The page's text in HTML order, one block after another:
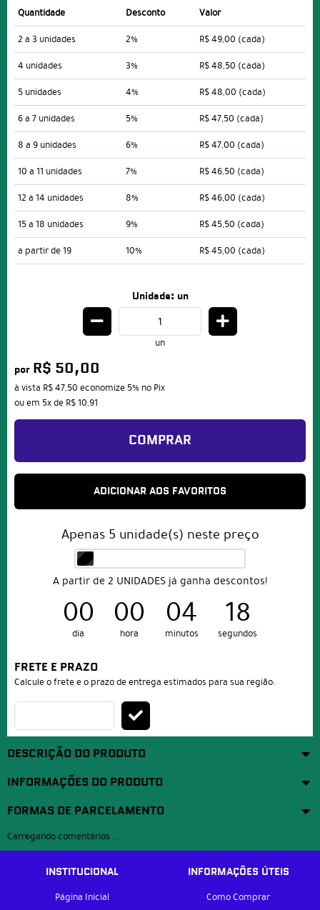
Quantidade Desconto
Valor
2 a 3 unidades
2% R$ 49,00 (cada)
4 unidades
3% R$ 48,50 (cada)
5 unidades
4% R$ 48,00 (cada)
6 a 7 unidades
5% R$ 47,50 (cada)
8 a 9 unidades
6% R$ 47,00 (cada)
10 a 11 unidades
7% R$ 46,50 (cada)
12 a 14 unidades
8% R$ 46,00 (cada)
15 a 18 unidades
9% R$ 45,50 (cada)
a partir de 19
10% R$ 45,00 (cada)
Unidade: un
un
por R$ 50,00
à vista R$ 47,50 economize 5% no Pix
ou em 5xde R$ 10,91
COMPRAR
ADICIONAR AOS FAVORITOS
Apenas 5 unidade(s) neste preço
A partir de 2 UNIDADES já ganha descontos!
00
dia
00
hora
04
minutos
17
segundos
FRETE E PRAZO
Calcule o frete e o prazo de entrega estimados para sua região:
DESCRIÇÃO DO PRODUTO
INFORMAÇÕES DO PRODUTO
FORMAS DE PARCELAMENTO
Carregando comentários ...
INSTITUCIONAL
Página Inicial
INFORMAÇÕES ÚTEIS
Como Comprar